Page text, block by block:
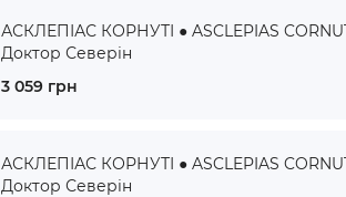
АСКЛЕПІАС КОРНУТІ ● ASCLEPIAS
Доктор Северін
3 059 грн
АСКЛЕПІАС КОРНУТІ ● ASCLEPIAS
Доктор Северін